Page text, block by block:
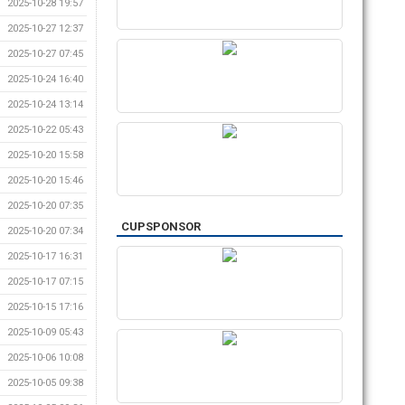
2025-10-28 19:57
2025-10-27 12:37
2025-10-27 07:45
2025-10-24 16:40
2025-10-24 13:14
2025-10-22 05:43
2025-10-20 15:58
2025-10-20 15:46
2025-10-20 07:35
2025-10-20 07:34
2025-10-17 16:31
2025-10-17 07:15
2025-10-15 17:16
2025-10-09 05:43
2025-10-06 10:08
2025-10-05 09:38
CUPSPONSOR